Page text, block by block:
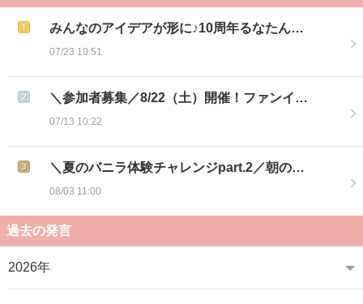
みんなのアイデアが形に♪10周年るなたん…
07/23 10:51
＼参加者募集／8/22（土）開催！ファンイ…
07/13 10:22
＼夏のバニラ体験チャレンジpart.2／朝の…
08/03 11:00
過去の発言
2026年